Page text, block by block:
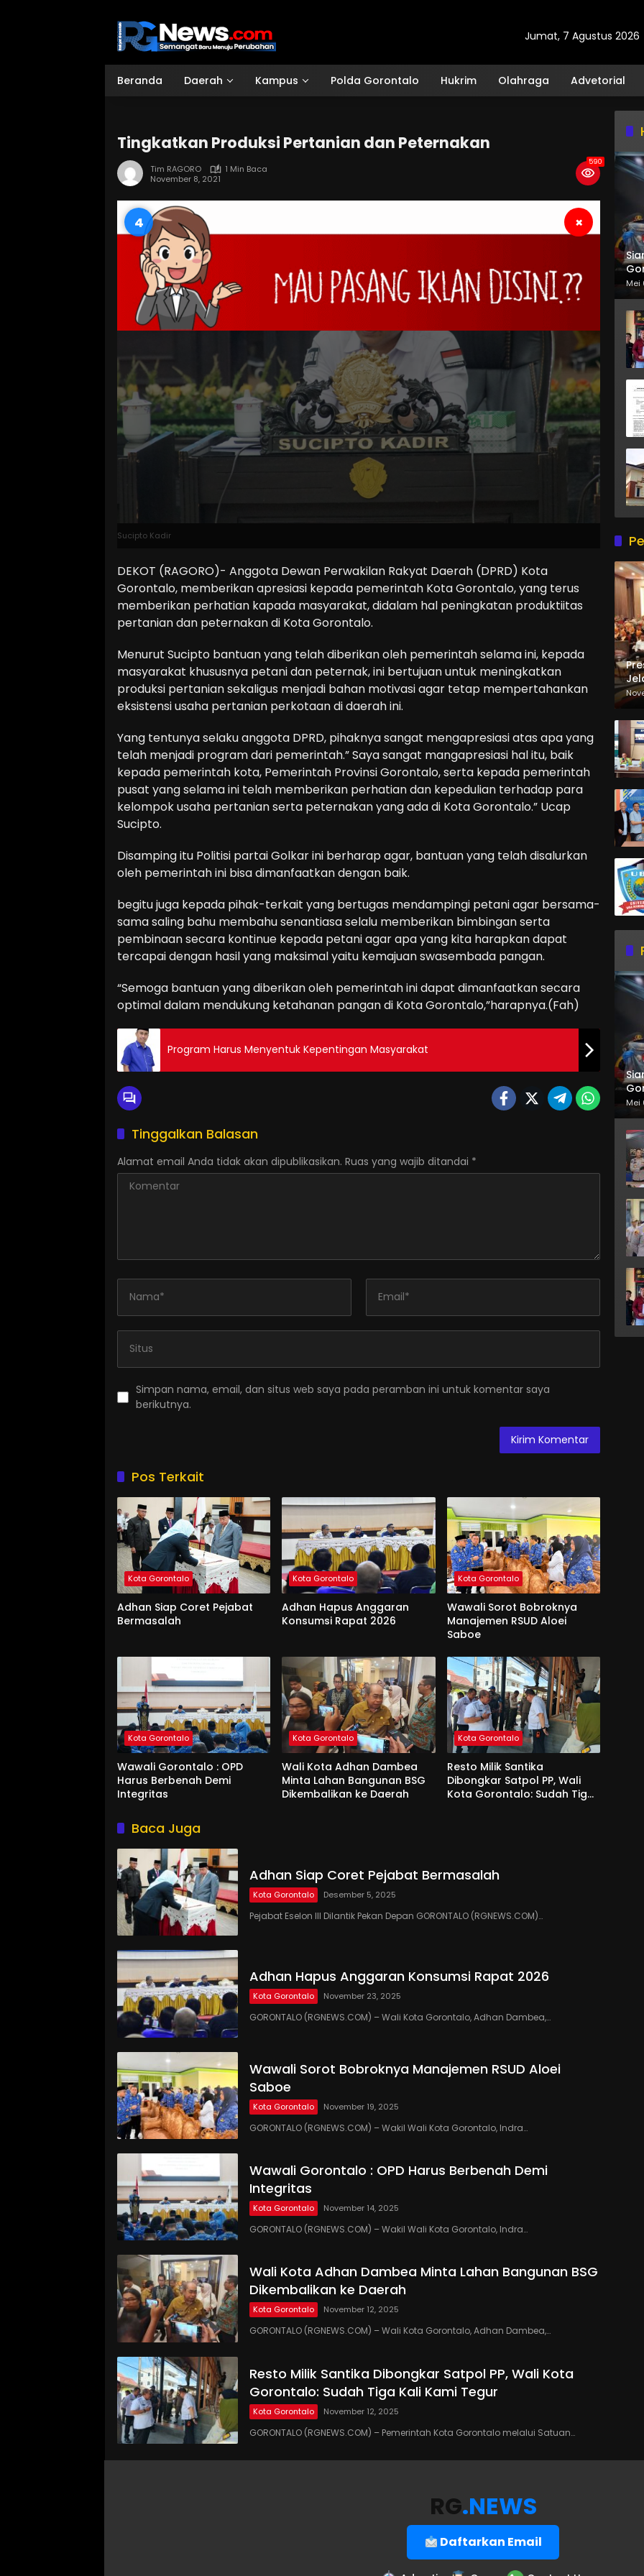
Jumat, 7 Agustus 2026
Beranda Daerah Kampus Polda Gorontalo Hukrim Olahraga Advetorial
Tingkatkan Produksi Pertanian dan Peternakan
Tim RAGORO
1 Min Baca
November 8, 2021
590
3 ×
Sucipto Kadir
DEKOT (RAGORO)- Anggota Dewan Perwakilan Rakyat Daerah (DPRD) Kota
Gorontalo, memberikan apresiasi kepada pemerintah Kota Gorontalo, yang terus
memberikan perhatian kapada masyarakat, didalam hal peningkatan produktiitas
pertanian dan peternakan di Kota Gorontalo.
Menurut Sucipto bantuan yang telah diberikan oleh pemerintah selama ini, kepada
masyarakat khususnya petani dan peternak, ini bertujuan untuk meningkatkan
produksi pertanian sekaligus menjadi bahan motivasi agar tetap mempertahankan
eksistensi usaha pertanian perkotaan di daerah ini.
Yang tentunya selaku anggota DPRD, pihaknya sangat mengapresiasi atas apa yang
telah menjadi program dari pemerintah.” Saya sangat mangapresiasi hal itu, baik
kepada pemerintah kota, Pemerintah Provinsi Gorontalo, serta kepada pemerintah
pusat yang selama ini telah memberikan perhatian dan kepedulian terhadap para
kelompok usaha pertanian serta peternakan yang ada di Kota Gorontalo.” Ucap
Sucipto.
Disamping itu Politisi partai Golkar ini berharap agar, bantuan yang telah disalurkan
oleh pemerintah ini bisa dimanfaatkan dengan baik.
begitu juga kepada pihak-terkait yang bertugas mendampingi petani agar bersama-
sama saling bahu membahu senantiasa selalu memberikan bimbingan serta
pembinaan secara kontinue kepada petani agar apa yang kita harapkan dapat
tercapai dengan hasil yang maksimal yaitu kemajuan swasembada pangan.
“Semoga bantuan yang diberikan oleh pemerintah ini dapat dimanfaatkan secara
optimal dalam mendukung ketahanan pangan di Kota Gorontalo,”harapnya.(Fah)
Program Harus Menyentuk Kepentingan Masyarakat
Tinggalkan Balasan
Alamat email Anda tidak akan dipublikasikan. Ruas yang wajib ditandai *
Simpan nama, email, dan situs web saya pada peramban ini untuk komentar saya
berikutnya.
Pos Terkait
Kota Gorontalo
Adhan Siap Coret Pejabat
Bermasalah
Kota Gorontalo
Adhan Hapus Anggaran
Konsumsi Rapat 2026
Kota Gorontalo
Wawali Sorot Bobroknya
Manajemen RSUD Aloei
Saboe
Kota Gorontalo
Wawali Gorontalo : OPD
Harus Berbenah Demi
Integritas
Kota Gorontalo
Wali Kota Adhan Dambea
Minta Lahan Bangunan BSG
Dikembalikan ke Daerah
Kota Gorontalo
Resto Milik Santika
Dibongkar Satpol PP, Wali
Kota Gorontalo: Sudah Tiga
Baca Juga
Adhan Siap Coret Pejabat Bermasalah
Kota Gorontalo Desember 5, 2025
Pejabat Eselon III Dilantik Pekan Depan GORONTALO (RGNEWS.COM)…
Adhan Hapus Anggaran Konsumsi Rapat 2026
Kota Gorontalo November 23, 2025
GORONTALO (RGNEWS.COM) – Wali Kota Gorontalo, Adhan Dambea,…
Wawali Sorot Bobroknya Manajemen RSUD Aloei
Saboe
Kota Gorontalo November 19, 2025
GORONTALO (RGNEWS.COM) – Wakil Wali Kota Gorontalo, Indra…
Wawali Gorontalo : OPD Harus Berbenah Demi
Integritas
Kota Gorontalo November 14, 2025
GORONTALO (RGNEWS.COM) – Wakil Wali Kota Gorontalo, Indra…
Wali Kota Adhan Dambea Minta Lahan Bangunan BSG
Dikembalikan ke Daerah
Kota Gorontalo November 12, 2025
GORONTALO (RGNEWS.COM) – Wali Kota Gorontalo, Adhan Dambea,…
Resto Milik Santika Dibongkar Satpol PP, Wali Kota
Gorontalo: Sudah Tiga Kali Kami Tegur
Kota Gorontalo November 12, 2025
GORONTALO (RGNEWS.COM) – Pemerintah Kota Gorontalo melalui Satuan…
Mei
Mei
RG.NEWS
Daftarkan Email